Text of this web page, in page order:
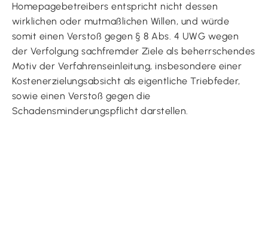
Homepagebetreibers entspricht nicht dessen
wirklichen oder mutmaßlichen Willen, und würde
somit einen Verstoß gegen § 8 Abs. 4 UWG wegen
der Verfolgung sachfremder Ziele als beherrschendes
Motiv der Verfahrenseinleitung, insbesondere einer
Kostenerzielungsabsicht als eigentliche Triebfeder,
sowie einen Verstoß gegen die
Schadensminderungspflicht darstellen.